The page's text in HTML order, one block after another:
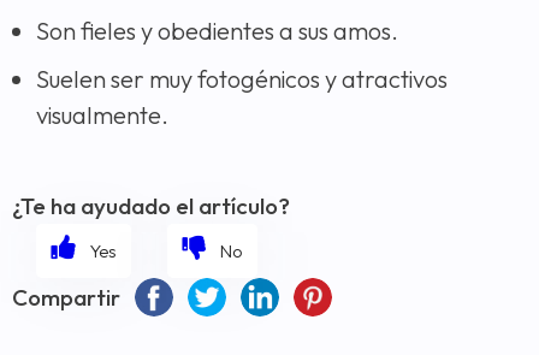
Son fieles y obedientes a sus amos.
Suelen ser muy fotogénicos y atractivos
visualmente.
¿Te ha ayudado el artículo?
Compartir